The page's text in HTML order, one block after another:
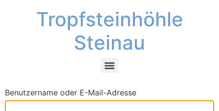
Tropfsteinhöhle
Steinau
Benutzername oder E-Mail-Adresse